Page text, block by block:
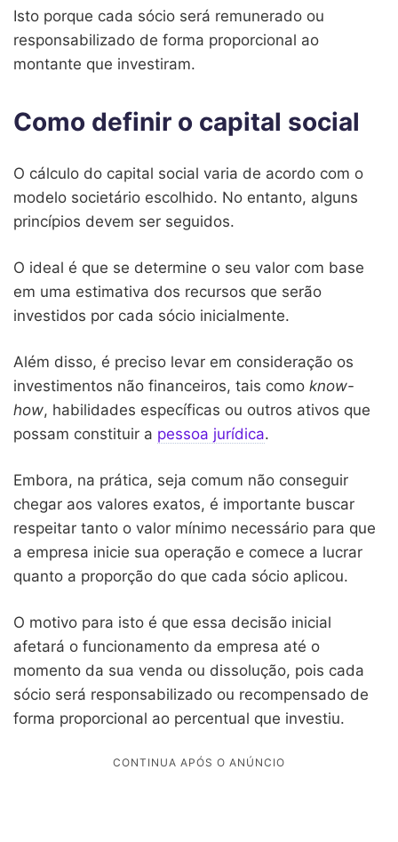
Isto porque cada sócio será remunerado ou
responsabilizado de forma proporcional ao
montante que investiram.
Como definir o capital social
O cálculo do capital social varia de acordo com o
modelo societário escolhido. No entanto, alguns
princípios devem ser seguidos.
O ideal é que se determine o seu valor com base
em uma estimativa dos recursos que serão
investidos por cada sócio inicialmente.
Além disso, é preciso levar em consideração os
investimentos não financeiros, tais como know-
how, habilidades específicas ou outros ativos que
possam constituir a pessoa jurídica.
Embora, na prática, seja comum não conseguir
chegar aos valores exatos, é importante buscar
respeitar tanto o valor mínimo necessário para que
a empresa inicie sua operação e comece a lucrar
quanto a proporção do que cada sócio aplicou.
O motivo para isto é que essa decisão inicial
afetará o funcionamento da empresa até o
momento da sua venda ou dissolução, pois cada
sócio será responsabilizado ou recompensado de
forma proporcional ao percentual que investiu.